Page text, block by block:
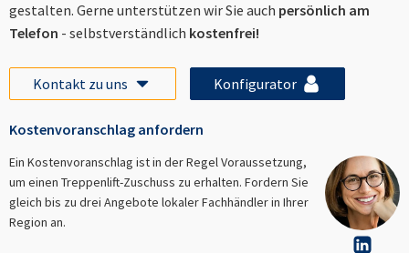
gestalten. Gerne unterstützen wir Sie auch persönlich am
Telefon - selbstverständlich kostenfrei!
Kontakt zu uns Konfigurator
Kostenvoranschlag anfordern
Ein Kostenvoranschlag ist in der Regel Voraussetzung,
um einen Treppenlift-Zuschuss zu erhalten. Fordern Sie
gleich bis zu drei Angebote lokaler Fachhändler in Ihrer
Region an.